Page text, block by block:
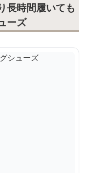
長時間履いても
ーズ